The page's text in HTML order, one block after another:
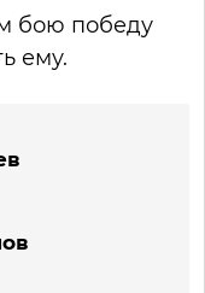
бою победу
ему.